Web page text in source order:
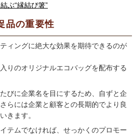
ぶ“縁結び箸”
品の重要性
ィングに絶大な効果を期待できるのが
りのオリジナルエコバッグを配布する
びに企業名を目にするため、自ずと企
らには企業と顧客との長期的でより良
きます。
テムでなければ、せっかくのプロモー